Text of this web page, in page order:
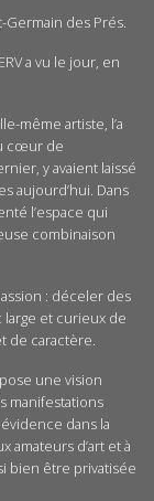
Germain des Prés.
a vu le jour, en
même artiste, l’a
cœur de
y avaient laissé
aujourd’hui. Dans
l’espace qui
combinaison
: déceler des
et curieux de
de caractère.
une vision
manifestations
dans la
amateurs d’art et à
bien être privatisée